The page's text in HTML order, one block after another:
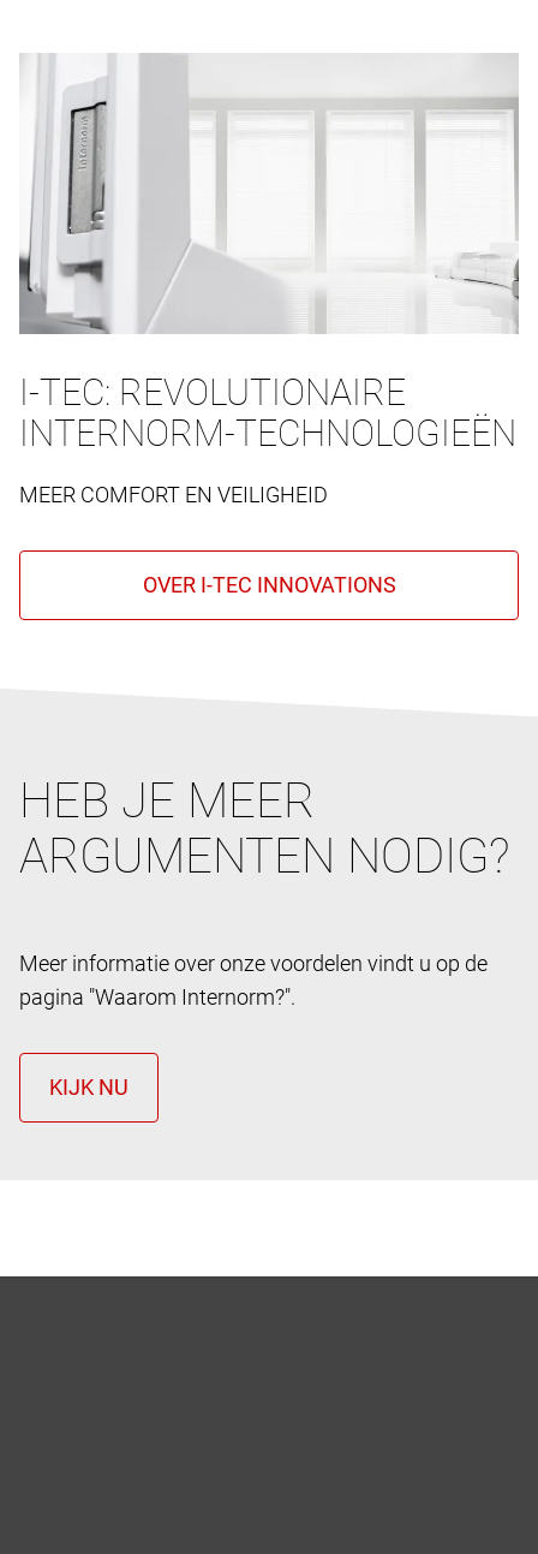
I-TEC: REVOLUTIONAIRE
INTERNORM-TECHNOLOGIEËN
MEER COMFORT EN VEILIGHEID
HEB JE MEER
ARGUMENTEN NODIG?
Meer informatie over onze voordelen vindt u op de
pagina "Waarom Internorm?".